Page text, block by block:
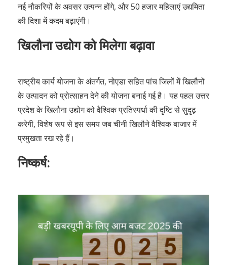
नई नौकरियों के अवसर उत्पन्न होंगे, और 50 हजार महिलाएं उद्यमिता
की दिशा में कदम बढ़ाएंगी।
खिलौना उद्योग को मिलेगा बढ़ावा
राष्ट्रीय कार्य योजना के अंतर्गत, नोएडा सहित पांच जिलों में खिलौनों
के उत्पादन को प्रोत्साहन देने की योजना बनाई गई है। यह पहल उत्तर
प्रदेश के खिलौना उद्योग को वैश्विक प्रतिस्पर्धा की दृष्टि से सुदृढ़
करेगी, विशेष रूप से इस समय जब चीनी खिलौने वैश्विक बाजार में
प्रमुखता रख रहे हैं।
निष्कर्ष: